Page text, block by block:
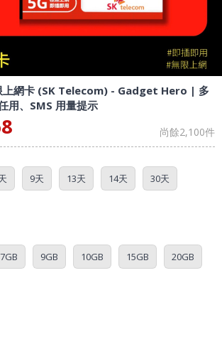
網卡 (SK Telecom) - Gadget Hero | 多
用、SMS 用量提示
尚餘2,100件
9天 13天 14天 30天
7GB 9GB 10GB 15GB 20GB